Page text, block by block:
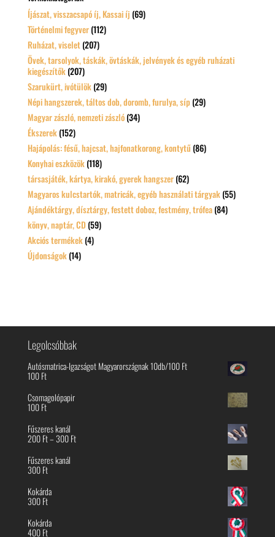
Íjászat, visszacsapó íj, Kassai íj (69)
Történelmi fegyver (112)
Ruházat, viselet (207)
Övek, tarsolyok, táskák, övtáskák, jelvények és egyéb ruházati
kiegészítők (207)
Szarukürt, ivótülök (29)
Népi hangszerek, táltos dob, doromb, furulya, síp (29)
Magyar zászló, nemzeti zászló (34)
Ékszerek (152)
Hajápolás: fésű, hajcsat, hajfonatkorong, kontytű (86)
Konyhai eszközök (118)
társasjáték, kártya, kirakó, gyerek hangszer (62)
Magyaros kulcstartók, matricák, egyéb használati tárgyak (55)
Ajándéktárgy, dísztárgy, festett doboz, festmény, trófea (84)
könyv, naptár, CD (59)
Akciós termékek (4)
Újdonságok (14)
Legolcsóbbak
Autósmatrica-Igazságot Magyarországnak 10db/100 Ft
100Ft
Csomagolópapir
100Ft
Fűszeres kanál
200Ft–300FtÁrtartomány:
Fűszeres kanál
300Ft
Kokárda
300Ft
Kokárda
400Ft